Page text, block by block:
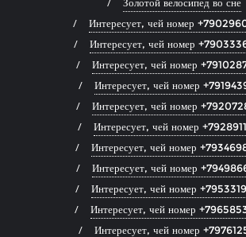
Интересует, чей номер
Интересует, чей номер
Интересует, чей номер
Интересует, чей номер
Интересует, чей номер
Интересует, чей номер
Интересует, чей номер
Интересует, чей номер
Интересует, чей номер
Интересует, чей номер
Интересует, чей номер